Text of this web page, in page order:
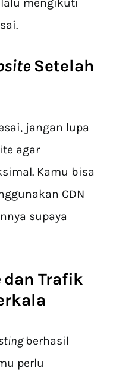
mengikuti
Setelah
jangan lupa
agar
Kamu bisa
CDN
supaya
dan Trafik
berhasil
perlu